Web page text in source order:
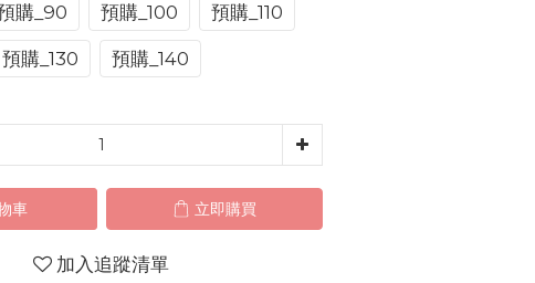
購_90 預購_100 預購_110
預購_130 預購_140
車 立即購買
加入追蹤清單